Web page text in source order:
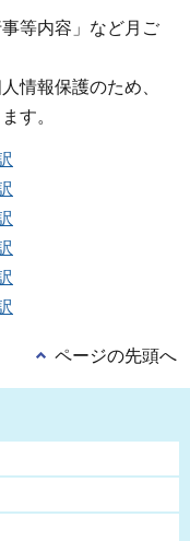
等内容」など月ご
情報保護のため、
す。
ページの先頭へ